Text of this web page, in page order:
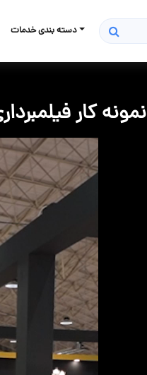
دسته بندی خدمات
نمونه کار